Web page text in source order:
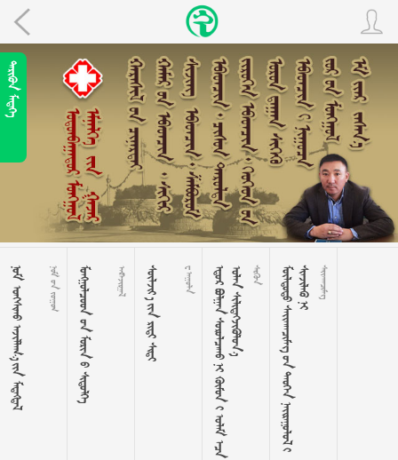
 
 
    
      
    



















































 














































